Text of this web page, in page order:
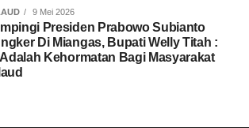
9 Mei 2026
Presiden Prabowo Subianto
Di Miangas, Bupati Welly Titah :
Adalah Kehormatan Bagi Masyarakat